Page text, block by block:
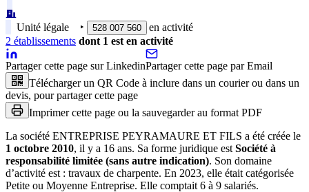
Unité légale ‣ 528 007 560
en activité
2 établissements dont 1 est en activité
Partager cette page sur LinkedinPartager cette page par Email
Télécharger un QR Code à inclure dans un courier ou dans un
devis, pour partager cette page
Imprimer cette page ou la sauvegarder au format PDF
La société ENTREPRISE PEYRAMAURE ET FILS a été créée le
1 octobre 2010, il y a 16 ans. Sa forme juridique est Société à
responsabilité limitée (sans autre indication). Son domaine
d’activité est : travaux de charpente. En 2023, elle était catégorisée
Petite ou Moyenne Entreprise. Elle comptait 6 à 9 salariés.